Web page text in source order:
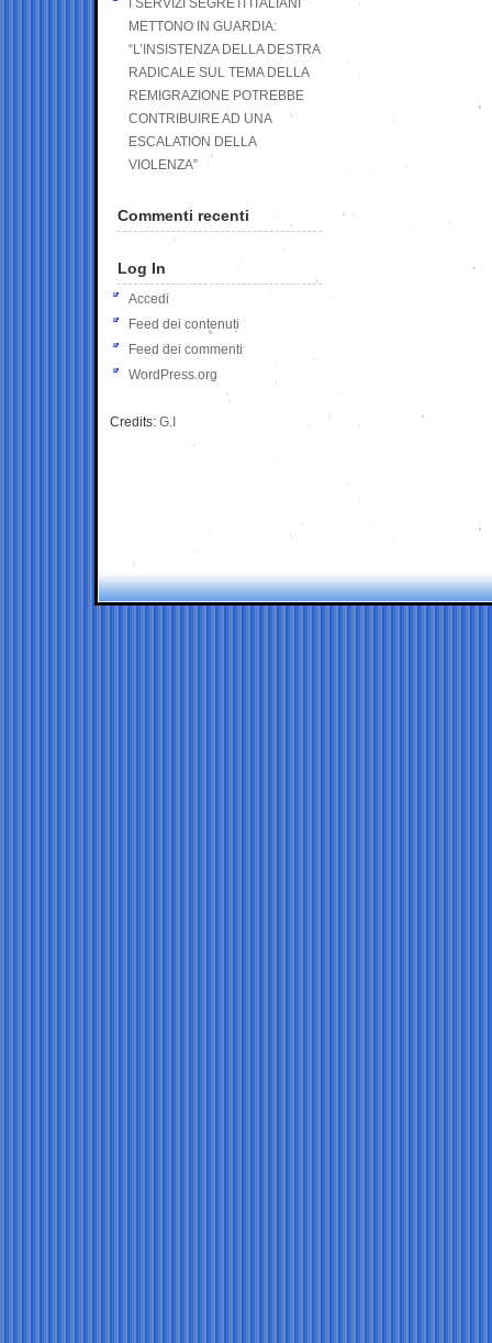
I SERVIZI SEGRETI ITALIANI
METTONO IN GUARDIA:
“L’INSISTENZA DELLA DESTRA
RADICALE SUL TEMA DELLA
REMIGRAZIONE POTREBBE
CONTRIBUIRE AD UNA
ESCALATION DELLA
VIOLENZA”
Commenti recenti
Log In
Accedi
Feed dei contenuti
Feed dei commenti
WordPress.org
Credits: G.I